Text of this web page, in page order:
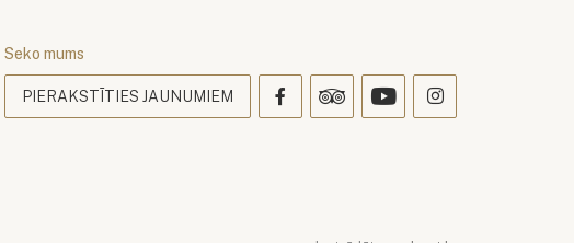
Seko mums
PIERAKSTĪTIES JAUNUMIEM